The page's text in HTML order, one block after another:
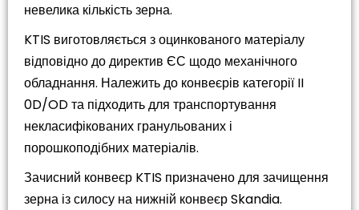
невелика кількість зерна.
KTIS виготовляється з оцинкованого матеріалу
відповідно до директив ЄС щодо механічного
обладнання. Належить до конвеєрів категорії II
0D/OD та підходить для транспортування
некласифікованих гранульованих і
порошкоподібних матеріалів.
Зачисний конвеєр KTIS призначено для зачищення
зерна із силосу на нижній конвеєр Skandia.